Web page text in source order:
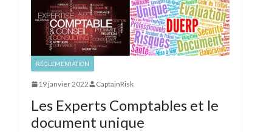
RÉGLEMENTATION
19 janvier 2022 CaptainRisk
Les Experts Comptables et le
document unique